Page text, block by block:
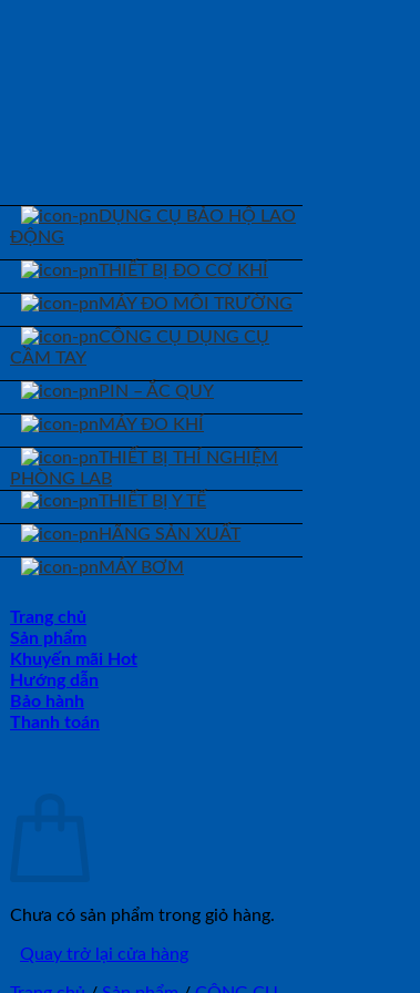
DỤNG CỤ BẢO HỘ LAO
ĐỘNG
THIẾT BỊ ĐO CƠ KHÍ
MÁY ĐO MÔI TRƯỜNG
CÔNG CỤ DỤNG CỤ
CẦM TAY
PIN – ẮC QUY
MÁY ĐO KHÍ
THIẾT BỊ THÍ NGHIỆM
PHÒNG LAB
THIẾT BỊ Y TẾ
HÃNG SẢN XUẤT
MÁY BƠM
Trang chủ
Sản phẩm
Khuyến mãi Hot
Hướng dẫn
Bảo hành
Thanh toán
Chưa có sản phẩm trong giỏ hàng.
Quay trở lại cửa hàng